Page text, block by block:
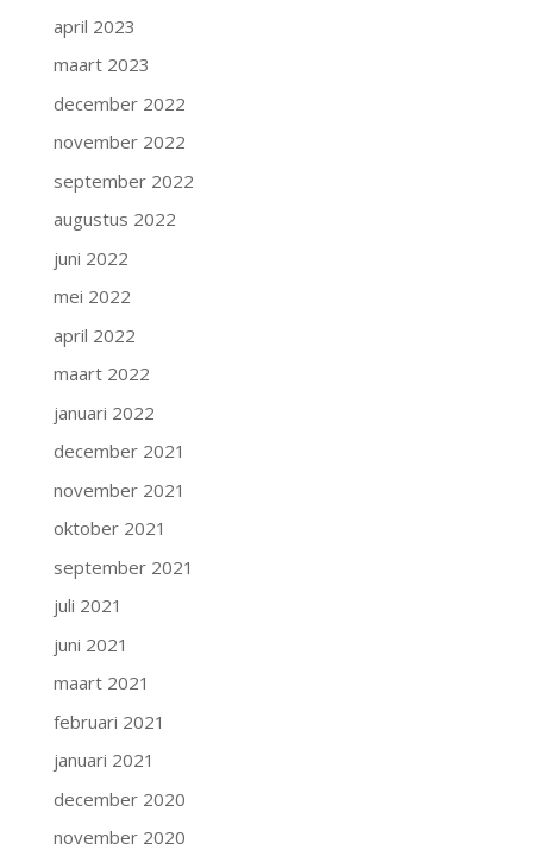
april 2023
maart 2023
december 2022
november 2022
september 2022
augustus 2022
juni 2022
mei 2022
april 2022
maart 2022
januari 2022
december 2021
november 2021
oktober 2021
september 2021
juli 2021
juni 2021
maart 2021
februari 2021
januari 2021
december 2020
november 2020